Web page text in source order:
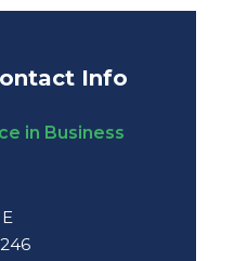
Info
in Business